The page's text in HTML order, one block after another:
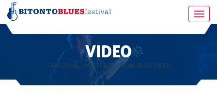
VIDEO
- BBF2014 - WINTER EDITION: BLUE DEEP